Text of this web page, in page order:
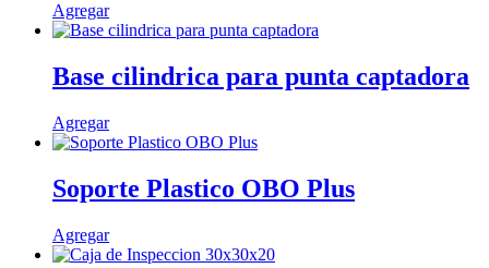
Agregar
Base cilindrica para punta captadora
Agregar
Soporte Plastico OBO Plus
Agregar